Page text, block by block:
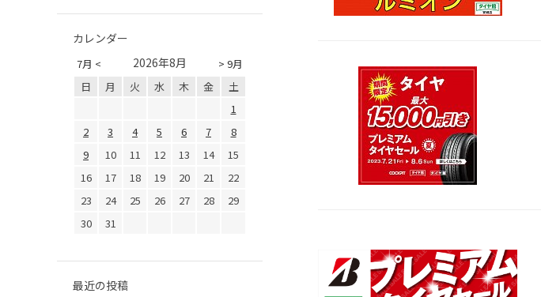
カレンダー
7月 < > 9月
2026年8月
日 月 火 水 木 金
土
1
2
3 4 5 6 7
8
9
10 11 12 13 14
15
16
17 18 19 20 21
22
23
24 25 26 27 28
29
30
31
最近の投稿